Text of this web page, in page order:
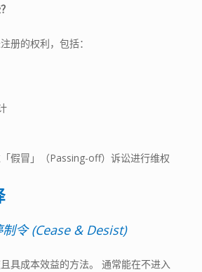
册的权利，包括：
假冒」（Passing-off）诉讼进行维权
制令 (Cease & Desist)
具成本效益的方法。 通常能在不进入